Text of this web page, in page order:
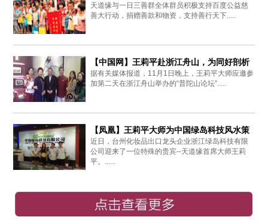
度爱心同行
天道缘与一日三善群全体群员积极支持百度公益慈
善大行动，捐赠善款和物资，支持善行天下.....
【中国网】王莉平赴浙江舟山，为同好剖析
周易思想
据有关媒体报道，11月1日晚上，王莉平大师应邀参
加第二天在浙江舟山举办的“普陀山论坛”.....
【凤凰】王莉平大师为中国绿岛科技风水策
划布局
近日，台州化妆品出口龙头企业浙江绿岛科技有限
公司迎来了一位特殊的贵宾--天道缘首席大师王莉
平。......